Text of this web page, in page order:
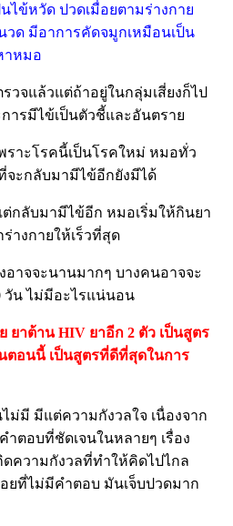
ไข้หวัด ปวดเมื่อยตามร่างกาย
วด มีอาการคัดจมูกเหมือนเป็น
าหมอ
วจแล้วแต่ถ้าอยู่ในกลุ่มเสี่ยงก็ไป
ารมีไข้เป็นตัวชี้และอันตราย
ราะโรคนี้เป็นโรคใหม่ หมอทั่ว
จะกลับมามีไข้อีกยังมีได้
กลับมามีไข้อีก หมอเริ่มให้กินยา
างกายให้เร็วที่สุด
อาจจะนานมากๆ บางคนอาจจะ
วัน ไม่มีอะไรแน่นอน
ยาต้าน HIV ยาอีก 2 ตัว เป็นสูตร
อนนี้ เป็นสูตรที่ดีที่สุดในการ
ม่มี มีแต่ความกังวลใจ เนื่องจาก
ตอบที่ชัดเจนในหลายๆ เรื่อง
ดความกังวลที่ทำให้คิดไปไกล
ยที่ไม่มีคำตอบ มันเจ็บปวดมาก